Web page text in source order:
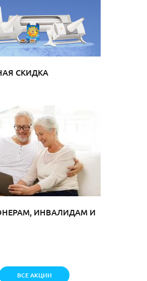
СКИДКА
ИНВАЛИДАМ И
ВСЕ АКЦИИ